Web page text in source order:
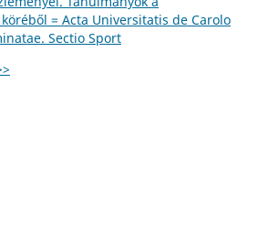
= Acta Universitatis de Carolo
Sectio Sport